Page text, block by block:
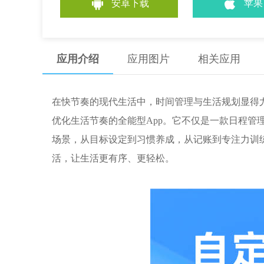
安卓下载 苹
应用介绍 应用图片 相关应用
在快节奏的现代生活中，时间管理与生活规划显
优化生活节奏的全能型App。它不仅是一款日程管
场景，从目标设定到习惯养成，从记账到专注力
活，让生活更有序、更轻松。